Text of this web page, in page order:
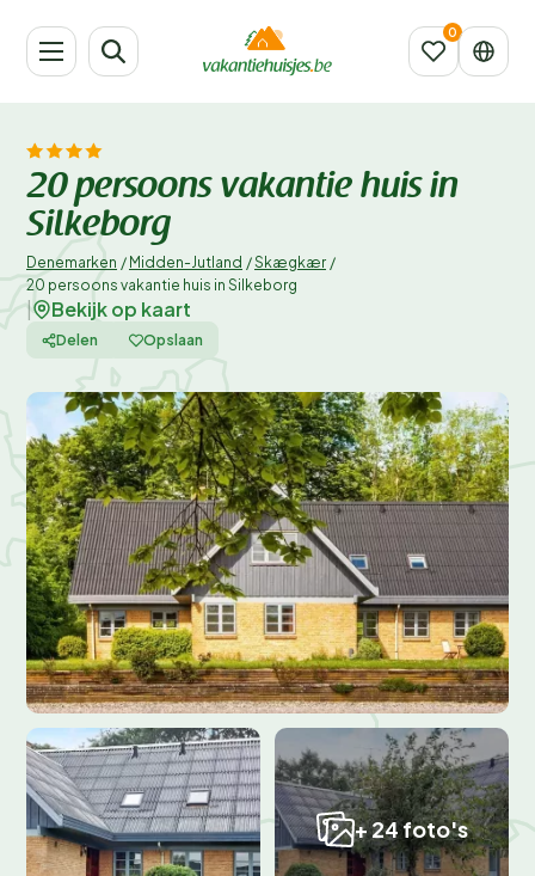
20 persoons vakantie huis in
Silkeborg
Denemarken / Midden-Jutland /Skægkær /
20 persoons vakantie huis in Silkeborg
Bekijk op kaart
Delen Opslaan
+ 24 foto's